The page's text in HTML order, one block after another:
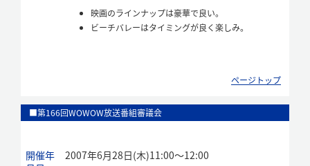
映画のラインナップは豪華で良い。
ビーチバレーはタイミングが良く楽しみ。
ページトップ
■第166回WOWOW放送番組審議会
開催年
2007年6月28日(木)11:00～12:00